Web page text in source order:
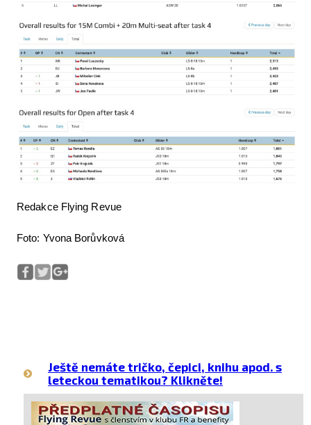
Redakce Flying Revue
Foto: Yvona Borůvková
Ještě nemáte tričko, čepici, knihu apod. s
leteckou tematikou? Klikněte!